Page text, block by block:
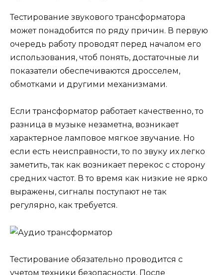
Тестирование звукового трансформатора
может понадобится по ряду причин. В первую
очередь работу проводят перед началом его
использования, чтоб понять, достаточные ли
показатели обеспечиваются дросселем,
обмотками и другими механизмами.
Если трансформатор работает качественно, то
разница в музыке незаметна, возникает
характерное ламповое мягкое звучание. Но
если есть неисправности, то по звуку их легко
заметить, так как возникает перекос с сторону
средних частот. В то время как низкие не ярко
выражены, сигналы поступают не так
регулярно, как требуется.
Тестирование обязательно проводится с
учетом техники безопасности. После